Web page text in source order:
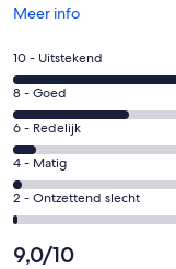
Meer info
Opent
een
nieuw
venster
Gastenscore:
10
-
Uitstekend.
95
van
143
beoordelingen
10 - Uitstekend
Gastenscore:
8
-
Goed.
36
van
beoordelingen
8 - Goed
Gastenscore:
6
-
Redelijk.
7
van
6 - Redelijk
Gastenscore:
4
-
3
4 - Matig
Gastenscore:
2
-
2 - Ontzettend slecht
9,0/10